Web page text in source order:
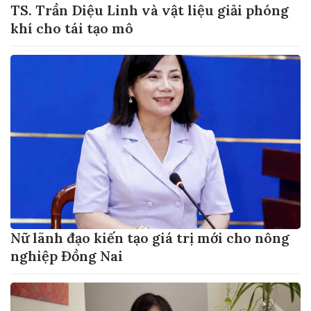
TS. Trần Diệu Linh và vật liệu giải phóng
khí cho tái tạo mô
Nữ lãnh đạo kiến tạo giá trị mới cho nông
nghiệp Đồng Nai